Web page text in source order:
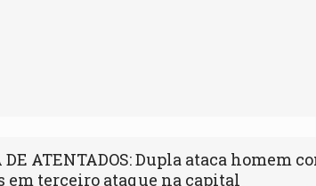
DE ATENTADOS: Dupla ataca homem
em terceiro ataque na capital